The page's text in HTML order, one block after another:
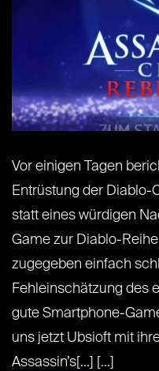
Vor einigen Tagen
Entrüstung der Diablo-
statt eines würdigen
Game zur Diablo-
zugegeben einfach
Fehleinschätzung des
gute Smartphone-
uns jetzt Ubsioft mit
Assassin’s[...] [...]